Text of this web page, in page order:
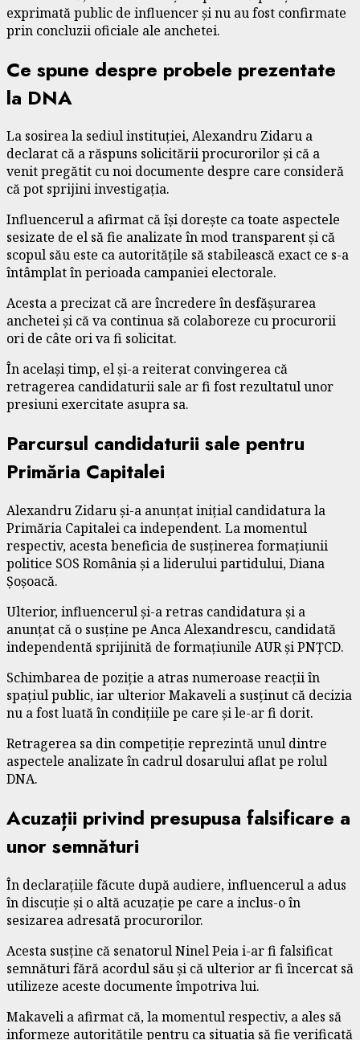
exprimată public de influencer și nu au fost confirmate
prin concluzii oficiale ale anchetei.
Ce spune despre probele prezentate
la DNA
La sosirea la sediul instituției, Alexandru Zidaru a
declarat că a răspuns solicitării procurorilor și că a
venit pregătit cu noi documente despre care consideră
că pot sprijini investigația.
Influencerul a afirmat că își dorește ca toate aspectele
sesizate de el să fie analizate în mod transparent și că
scopul său este ca autoritățile să stabilească exact ce s-a
întâmplat în perioada campaniei electorale.
Acesta a precizat că are încredere în desfășurarea
anchetei și că va continua să colaboreze cu procurorii
ori de câte ori va fi solicitat.
În același timp, el și-a reiterat convingerea că
retragerea candidaturii sale ar fi fost rezultatul unor
presiuni exercitate asupra sa.
Parcursul candidaturii sale pentru
Primăria Capitalei
Alexandru Zidaru și-a anunțat inițial candidatura la
Primăria Capitalei ca independent. La momentul
respectiv, acesta beneficia de susținerea formațiunii
politice SOS România și a liderului partidului,Diana
Șoșoacă.
Ulterior, influencerul și-a retras candidatura și a
anunțat că o susține pe Anca Alexandrescu, candidată
independentă sprijinită de formațiunile AUR și PNȚCD.
Schimbarea de poziție a atras numeroase reacții în
spațiul public, iar ulterior Makaveli a susținut că decizia
nu a fost luată în condițiile pe care și le-ar fi dorit.
Retragerea sa din competiție reprezintă unul dintre
aspectele analizate în cadrul dosarului aflat pe rolul
DNA.
Acuzații privind presupusa falsificare a
unor semnături
În declarațiile făcute după audiere, influencerul a adus
în discuție și o altă acuzație pe care a inclus-o în
sesizarea adresată procurorilor.
Acesta susține că senatorulNinel Peiai-ar fi falsificat
semnături fără acordul său și că ulterior ar fi încercat să
utilizeze aceste documente împotriva lui.
Makaveli a afirmat că, la momentul respectiv, a ales să
informeze autoritățile pentru ca situația să fie verificată